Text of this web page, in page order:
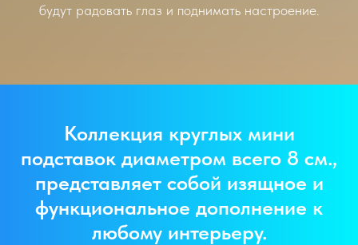
будут радовать глаз и поднимать настроение.
Коллекция круглых мини
подставок диаметром всего 8 см.,
представляет собой изящное и
функциональное дополнение к
любому интерьеру.